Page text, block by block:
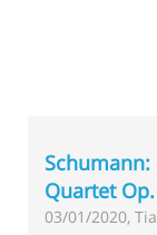
Quartet
03/01/2020,